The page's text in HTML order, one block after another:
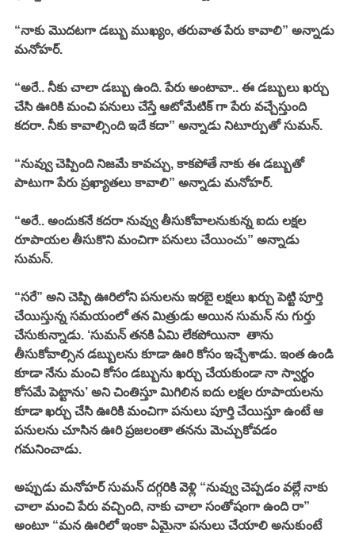
“నాకు మొదటగా డబ్బు ముఖ్యం, తరువాత పేరు కావాలి” అన్నాడు
మనోహర్.
“అరే.. నీకు చాలా డబ్బు ఉంది. పేరు అంటావా.. ఈ డబ్బులు ఖర్చు
చేసి ఊరికి మంచి పనులు చేస్తే ఆటోమేటిక్ గా పేరు వచ్చేస్తుంది
కదరా. నీకు కావాల్సింది ఇదే కదా” అన్నాడు నిటూర్పుతో సుమన్.
“నువ్వు చెప్పింది నిజమే కావచ్చు, కాకపోతే నాకు ఈ డబ్బుతో
పాటుగా పేరు ప్రఖ్యాతలు కావాలి” అన్నాడు మనోహర్.
“అరే.. అందుకనే కదరా నువ్వు తీసుకోవాలనుకున్న ఐదు లక్షల
రూపాయల తీసుకొని మంచిగా పనులు చేయించు” అన్నాడు
సుమన్.
“సరే” అని చెప్పి ఊరిలోని పనులను ఇరబై లక్షలు ఖర్చు పెట్టి పూర్తి
చేయిస్తున్న సమయంలో తన మిత్రుడు అయిన సుమన్ ను గుర్తు
చేసుకున్నాడు. ‘సుమన్ తనకి ఏమి లేకపోయినా  తాను
తీసుకోవాల్సిన డబ్బులను కూడా ఊరి కోసం ఇచ్చేశాడు. ఇంత ఉండి
కూడా నేను మంచి కోసం డబ్బును ఖర్చు చేయకుండా నా స్వార్థం
కోసమే పెట్టాను’ అని చింతిస్తూ మిగిలిన ఐదు లక్షల రూపాయలను
కూడా ఖర్చు చేసి ఊరికి మంచిగా పనులు పూర్తి చేయిస్తూ ఉంటే ఆ
పనులను చూసిన ఊరి ప్రజలంతా తనను మెచ్చుకోవడం
గమనించాడు.
అప్పుడు మనోహర్ సుమన్ దగ్గరికి వెళ్లి “నువ్వు చెప్పడం వల్లే నాకు
చాలా మంచి పేరు వచ్చింది, నాకు చాలా సంతోషంగా ఉంది రా”
అంటూ “మన ఊరిలో ఇంకా ఏమైనా పనులు చేయాలి అనుకుంటే